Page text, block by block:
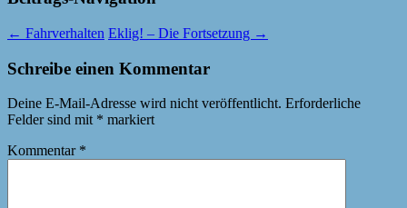
← Fahrverhalten Eklig! – Die Fortsetzung →
Schreibe einen Kommentar
Deine E-Mail-Adresse wird nicht veröffentlicht. Erforderliche
Felder sind mit * markiert
Kommentar *